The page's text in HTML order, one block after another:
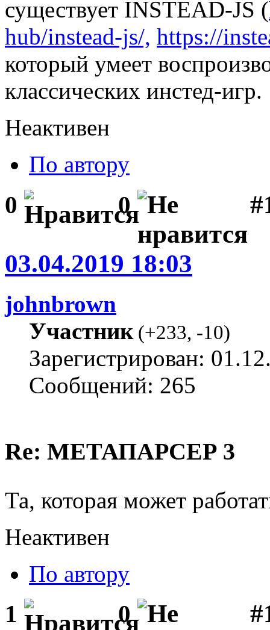
существует INSTEAD-JS (
hub/instead-js/, https://
который умеет
классических инстед-игр.
Неактивен
По автору
0 0
03.04.2019 18:03
johnbrown
Участник(+233, -10)
Зарегистрирован:
Сообщений: 265
Re: МЕТАПАРСЕР 3
Та, которая может
Неактивен
По автору
1 0